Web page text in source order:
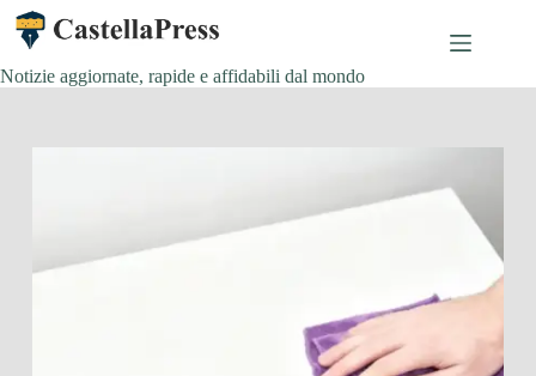
Salta
contenuto
Notizie aggiornate, rapide e affidabili dal mondo